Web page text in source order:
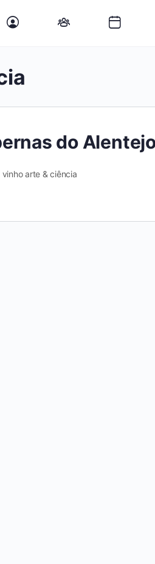
do
arte & ciência